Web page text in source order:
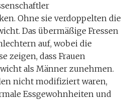
Ohne sie verdoppelten die
Das übermäßige Fressen
auf, wobei die
zeigen, dass Frauen
als Männer zunehmen.
nicht modifiziert waren,
Essgewohnheiten und